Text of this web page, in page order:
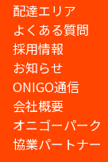
配達エリア
よくある質問
採用情報
お知らせ
ONIGO通信
会社概要
オニゴーパーク
協業パートナー